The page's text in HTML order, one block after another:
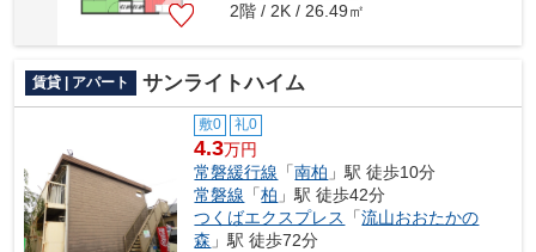
2階 / 2K / 26.49㎡
賃貸 | アパート サンライトハイム
敷0 礼0
4.3万円
常磐緩行線 「南柏 」駅 徒歩10分
常磐線 「柏 」駅 徒歩42分
つくばエクスプレス
「流山おおたかの
森 」駅 徒歩72分